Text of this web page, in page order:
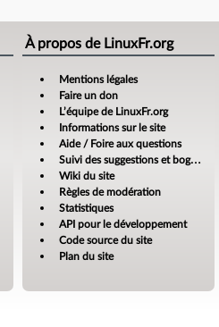
À propos de LinuxFr.org
Mentions légales
Faire un don
L’équipe de LinuxFr.org
Informations sur le site
Aide / Foire aux questions
Suivi des suggestions et bogues
Wiki du site
Règles de modération
Statistiques
API pour le développement
Code source du site
Plan du site